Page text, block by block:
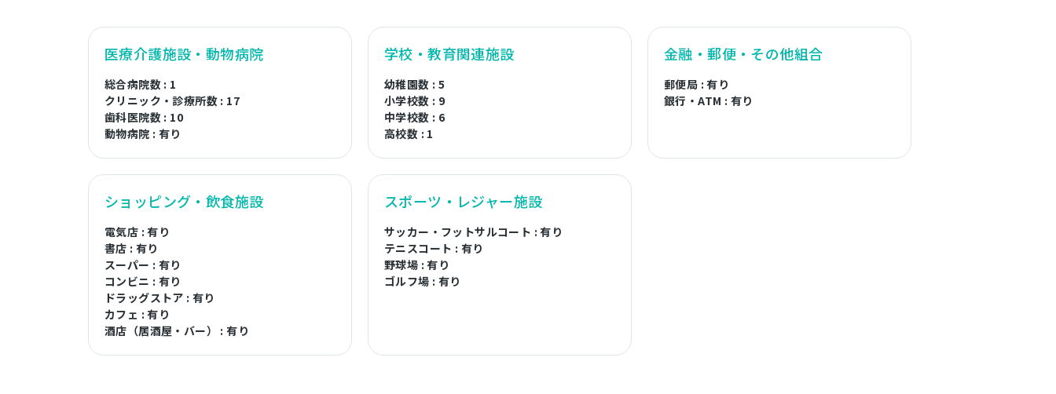
医療介護施設・動物病院
総合病院数 : 1
クリニック・診療所数 : 17
歯科医院数 : 10
動物病院 : 有り
学校・教育関連施設
幼稚園数 : 5
小学校数 : 9
中学校数 : 6
高校数 : 1
金融・郵便・その他組合
郵便局 : 有り
銀行・ATM : 有り
ショッピング・飲食施設
電気店 : 有り
書店 : 有り
スーパー : 有り
コンビニ : 有り
ドラッグストア : 有り
カフェ : 有り
酒店（居酒屋・バー） : 有り
スポーツ・レジャー施設
サッカー・フットサルコート : 有り
テニスコート : 有り
野球場 : 有り
ゴルフ場 : 有り